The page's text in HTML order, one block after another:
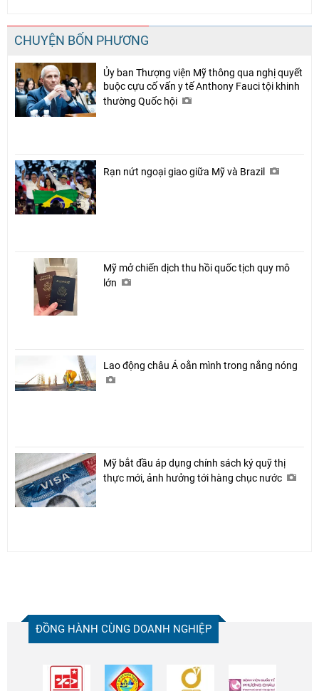
CHUYỆN BỐN PHƯƠNG
Ủy ban Thượng viện Mỹ thông qua nghị quyết
buộc cựu cố vấn y tế Anthony Fauci tội khinh
thường Quốc hội
Rạn nứt ngoại giao giữa Mỹ và Brazil
Mỹ mở chiến dịch thu hồi quốc tịch quy mô
lớn
Lao động châu Á oằn mình trong nắng nóng
Mỹ bắt đầu áp dụng chính sách ký quỹ thị
thực mới, ảnh hưởng tới hàng chục nước
ĐỒNG HÀNH CÙNG DOANH NGHIỆP